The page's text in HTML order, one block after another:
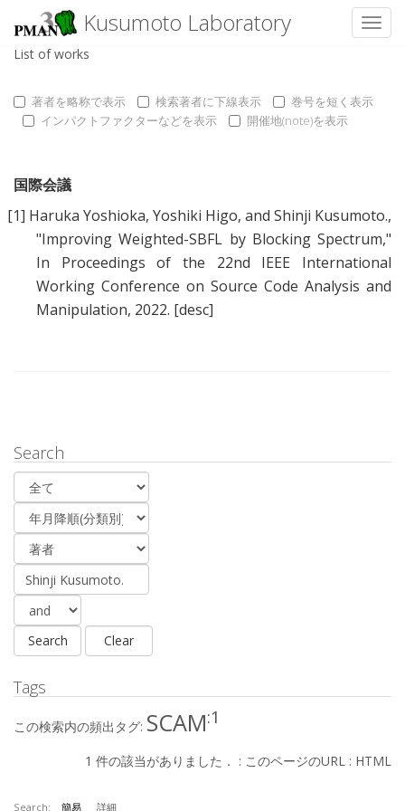
Kusumoto Laboratory
List of works
著者を略称で表示 検索著者に下線表示
巻号を短く表示
インパクトファクターなどを表示
開催地(note)を表示
国際会議
[1] Haruka Yoshioka, Yoshiki Higo, and Shinji Kusumoto.,
"Improving Weighted-SBFL by Blocking Spectrum,"
In Proceedings of the 22nd IEEE International
Working Conference on Source Code Analysis and
Manipulation, 2022. [desc]
Search
Tags
この検索内の頻出タグ: SCAM:1
1 件の該当がありました． : このページのURL : HTML
Search: 簡易 詳細